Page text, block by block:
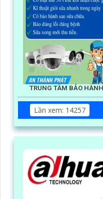
TRUNG TÂM BẢO
Lần xem: 14257